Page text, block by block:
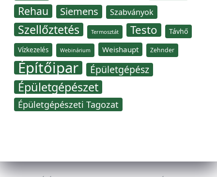
Rehau Siemens Szabványok
Szellőztetés Termosztát Testo Távhő
Vízkezelés Webinárium Weishaupt Zehnder
Építőipar Épületgépész
Épületgépészet
Épületgépészeti Tagozat